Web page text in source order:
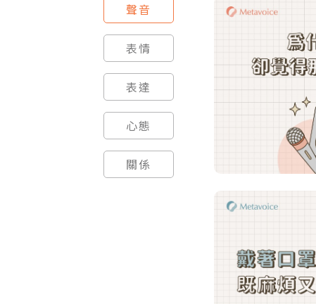
聲音
表情
表達
心態
關係